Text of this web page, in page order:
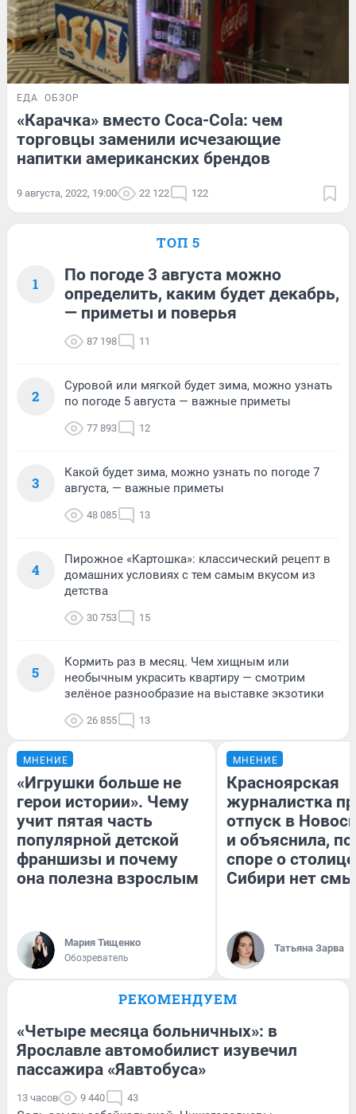
ЕДА ОБЗОР
«Карачка» вместо Coca-Cola: чем
торговцы заменили исчезающие
напитки американских брендов
9 августа, 2022, 19:00 22 122 122
ТОП 5
1
По погоде 3 августа можно
определить, каким будет декабрь,
— приметы и поверья
87 198 11
2
Суровой или мягкой будет зима, можно узнать
по погоде 5 августа — важные приметы
77 893 12
3
Какой будет зима, можно узнать по погоде 7
августа, — важные приметы
48 085 13
4
Пирожное «Картошка»: классический рецепт в
домашних условиях с тем самым вкусом из
детства
30 753 15
5
Кормить раз в месяц. Чем хищным или
необычным украсить квартиру — смотрим
зелёное разнообразие на выставке экзотики
26 855 13
МНЕНИЕ
«Игрушки больше не
герои истории». Чему
учит пятая часть
популярной детской
франшизы и почему
она полезна взрослым
Мария Тищенко
Обозреватель
МНЕНИЕ
Красноярская
журналистка
отпуск в
и объяснила,
споре о столице
Сибири нет
Татьяна Зарва
РЕКОМЕНДУЕМ
«Четыре месяца больничных»: в
Ярославле автомобилист изувечил
пассажира «Яавтобуса»
13 часов 9 440 43